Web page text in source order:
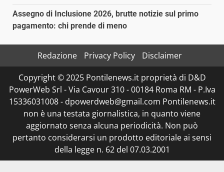
Assegno di Inclusione 2026, brutte notizie sul primo
pagamento: chi prende di meno
Redazione Privacy Policy
Disclaimer
Copyright © 2025 Pontilenews.it proprietà di D&D
PowerWeb Srl - Via Cavour 310 - 00184 Roma RM - P.Iva
15336031008 - dpowerdweb@gmail.com Pontilenews.it
non è una testata giornalistica, in quanto viene
aggiornato senza alcuna periodicità. Non può
pertanto considerarsi un prodotto editoriale ai sensi
della legge n. 62 del 07.03.2001